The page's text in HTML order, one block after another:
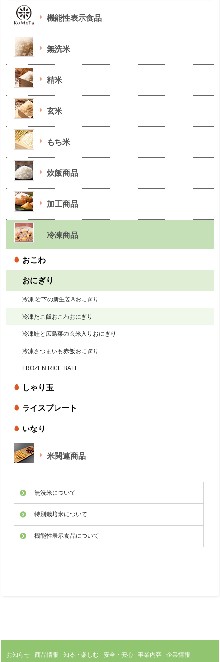
機能性表示食品
無洗米
精米
玄米
もち米
炊飯商品
加工商品
冷凍商品
おこわ
おにぎり
冷凍 岩下の新生姜®おにぎり
冷凍たこ飯おこわおにぎり
冷凍鮭と広島菜の玄米入りおにぎり
冷凍さつまいも赤飯おにぎり
FROZEN RICE BALL
しゃり玉
ライスプレート
いなり
米関連商品
無洗米について
特別栽培米について
機能性表示食品について
お知らせ 商品情報 知る・楽しむ 安全・安心 事業内容
企業情報